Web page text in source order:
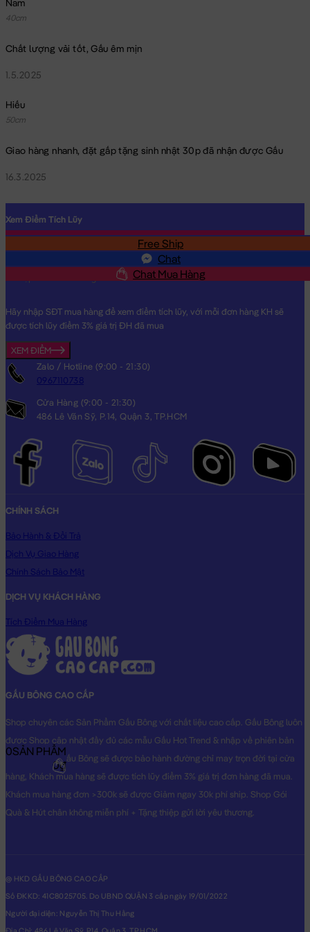
Nam
40cm
Chất lượng vải tốt, Gấu êm mịn
1.5.2025
Hiếu
50cm
Giao hàng nhanh, đặt gấp tặng sinh nhật 30p đã nhận được Gấu
16.3.2025
Free Ship
Chat
Chat Mua Hàng
Xem Điểm Tích Lũy
Hãy nhập SĐT mua hàng để xem điểm tích lũy, với mỗi đơn hàng KH sẽ
được tích lũy điểm 3% giá trị ĐH đã mua
XEM ĐIỂM
Zalo / Hotline (9:00 - 21:30)
0967110738
Cửa Hàng (9:00 - 21:30)
486 Lê Văn Sỹ, P.14, Quận 3, TP.HCM
CHÍNH SÁCH
Bảo Hành & Đổi Trả
Dịch Vụ Giao Hàng
Chính Sách Bảo Mật
DỊCH VỤ KHÁCH HÀNG
Tích Điểm Mua Hàng
GẤU BÔNG CAO CẤP
Shop chuyên các Sản Phẩm Gấu Bông với chất liệu cao cấp. Gấu Bông luôn
được Shop cập nhật đầy đủ các mẫu Gấu Hot Trend & nhập về phiên bản
Original nhất. Gấu Bông sẽ được bảo hành đường chỉ may trọn đời tại cửa
hàng, Khách mua hàng sẽ được tích lũy điểm 3% giá trị đơn hàng đã mua.
Khách mua hàng đơn >300k sẽ được Giảm ngay 30k phí ship. Shop Gói
Quà & Hút chân không miễn phí + Tặng thiệp gửi lời yêu thương.
@ HKD GẤU BÔNG CAO CẤP
Số ĐKKD: 41C8025705. Do UBND QUẬN 3 cấp ngày 19/01/2022
Người đại diện: Nguyễn Thị Thu Hằng
0SẢN PHẨM
0₫